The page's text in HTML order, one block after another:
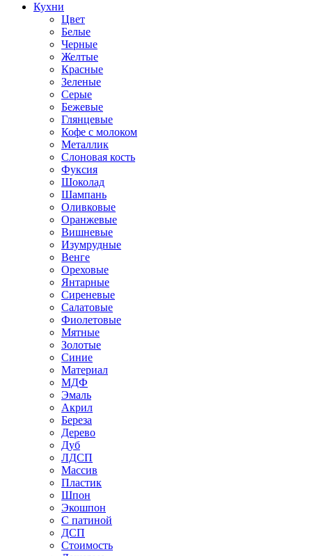
Кухни
Цвет
Белые
Черные
Желтые
Красные
Зеленые
Серые
Бежевые
Глянцевые
Кофе с молоком
Металлик
Слоновая кость
Фуксия
Шоколад
Шампань
Оливковые
Оранжевые
Вишневые
Изумрудные
Венге
Ореховые
Янтарные
Сиреневые
Салатовые
Фиолетовые
Мятные
Золотые
Синие
Материал
МДФ
Эмаль
Акрил
Береза
Дерево
Дуб
ЛДСП
Массив
Пластик
Шпон
Экошпон
С патиной
ДСП
Стоимость